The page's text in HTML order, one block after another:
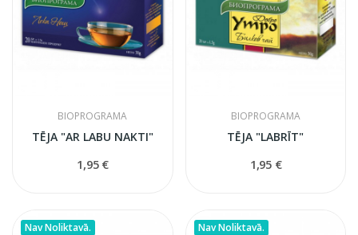
BIOPROGRAMA
TĒJA "AR LABU NAKTI"
1,95 €
BIOPROGRAMA
TĒJA "LABRĪT"
1,95 €
Nav Noliktavā. Nav Noliktavā.